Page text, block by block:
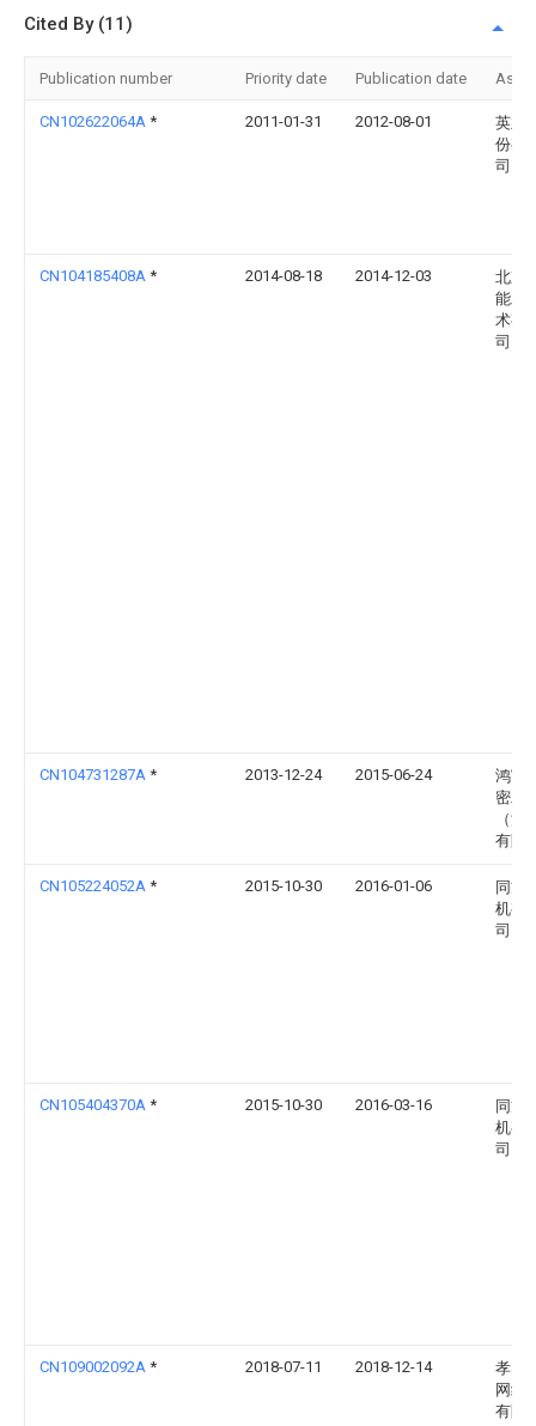
Cited By (11)
Publication number Priority date Publication date
CN102622064A * 2011-01-31 2012-08-01
英业
份有
司
CN104185408A * 2014-08-18 2014-12-03
北京
能工
术有
司
CN104731287A * 2013-12-24 2015-06-24
鸿富
密工
（深
有限
CN105224052A * 2015-10-30 2016-01-06
同方
机有
司
CN105404370A * 2015-10-30 2016-03-16
同方
机有
司
CN109002092A * 2018-07-11 2018-12-14
孝感
网络
有限